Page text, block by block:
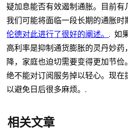
疑加息能否有效遏制通胀。目前有
我们可能将面临一段长期的通胀
伦德对此进行了很好的阐述。. 如
高利率是抑制通货膨胀的灵丹妙
降，家庭也迫切需要变得更加节俭
绝不能对订阅服务掉以轻心。现
以避免日后很多麻烦。.
相关文章